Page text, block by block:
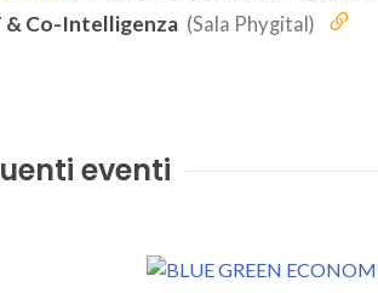
& Co-Intelligenza (Sala Phygital)
eventi